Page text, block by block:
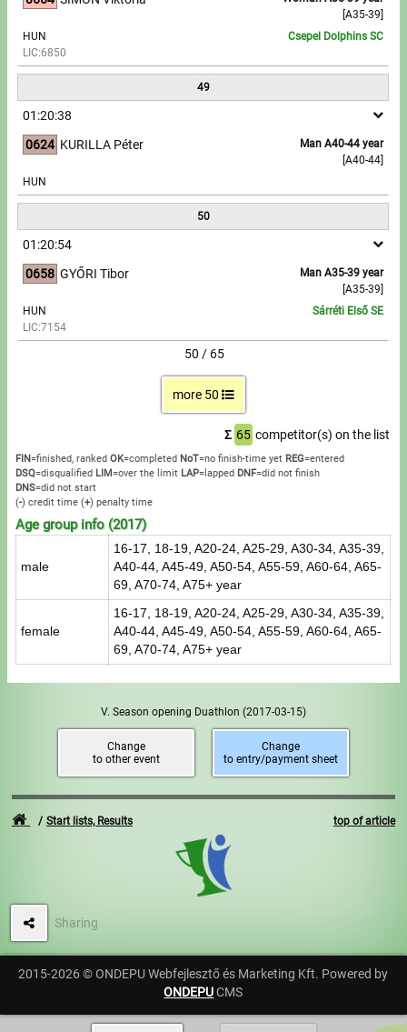
[A35-39]
HUN
LIC:6850
Csepel Dolphins SC
49
01:20:38
0624
Man A40-44 year
[A40-44]
KURILLA Péter
HUN
50
01:20:54
0658
Man A35-39 year
[A35-39]
GYŐRI Tibor
HUN
LIC:7154
Sárréti Első SE
50 / 65
more 50
Σ 65 competitor(s) on the list
FIN=finished, ranked OK=completed NoT=no finish-time yet REG=entered
DSQ=disqualified LIM=over the limit LAP=lapped DNF=did not finish
DNS=did not start
(-) credit time (+) penalty time
Age group info (2017)
male
16-17, 18-19, A20-24, A25-29, A30-34, A35-39,
A40-44, A45-49, A50-54, A55-59, A60-64, A65-
69, A70-74, A75+ year
female
16-17, 18-19, A20-24, A25-29, A30-34, A35-39,
A40-44, A45-49, A50-54, A55-59, A60-64, A65-
69, A70-74, A75+ year
V. Season opening Duathlon (2017-03-15)
Change
to other event
Change
to entry/payment sheet
top of article
Start lists, Results
Sharing
2015-2026 © ONDEPU Webfejlesztő és Marketing Kft. Powered by
ONDEPUCMS